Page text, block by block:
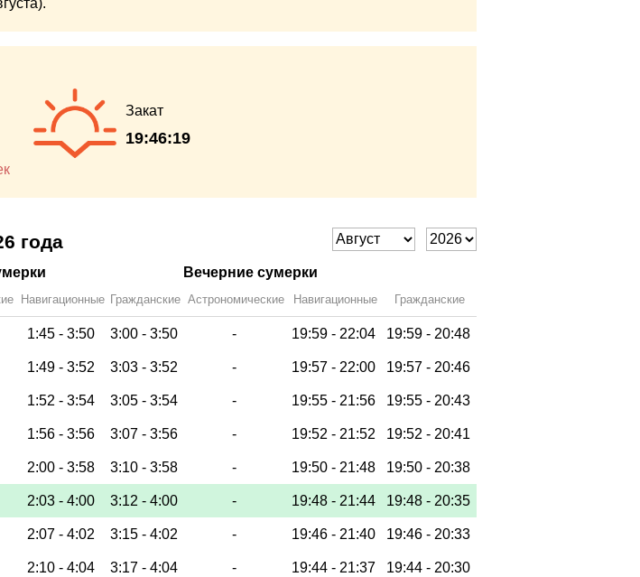
Закат
19:46:19
года
Вечерние сумерки
Навигационные Гражданские Астрономические Навигационные Гражданские
1:45 - 3:50 3:00 - 3:50 - 19:59 - 22:04 19:59 - 20:48
1:49 - 3:52 3:03 - 3:52 - 19:57 - 22:00 19:57 - 20:46
1:52 - 3:54 3:05 - 3:54 - 19:55 - 21:56 19:55 - 20:43
1:56 - 3:56 3:07 - 3:56 - 19:52 - 21:52 19:52 - 20:41
2:00 - 3:58 3:10 - 3:58 - 19:50 - 21:48 19:50 - 20:38
2:03 - 4:00 3:12 - 4:00 - 19:48 - 21:44 19:48 - 20:35
2:07 - 4:02 3:15 - 4:02 - 19:46 - 21:40 19:46 - 20:33
2:10 - 4:04 3:17 - 4:04 - 19:44 - 21:37 19:44 - 20:30